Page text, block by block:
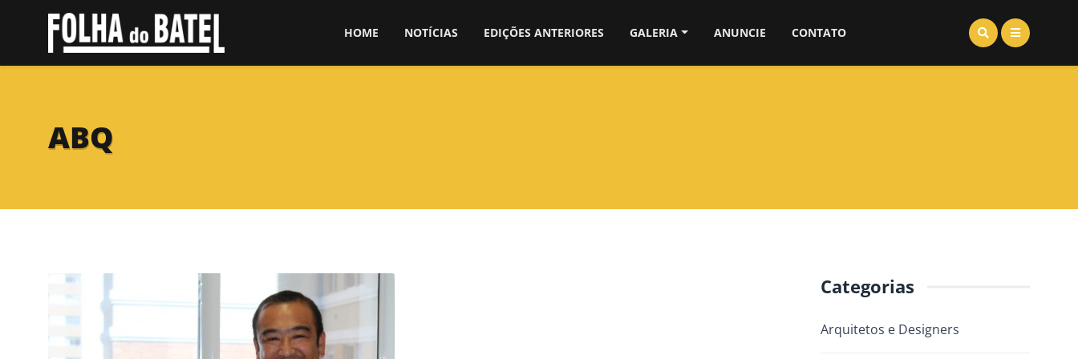
HOME NOTÍCIAS EDIÇÕES ANTERIORES GALERIA ANUNCIE CONTATO
ABQ
Categorias
Arquitetos e Designers